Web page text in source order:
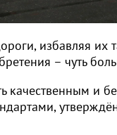
избавляя
– чуть
качественным и